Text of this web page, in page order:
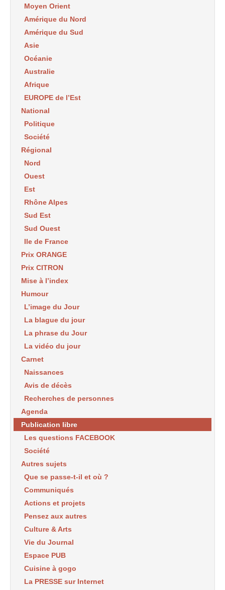
Moyen Orient
Amérique du Nord
Amérique du Sud
Asie
Océanie
Australie
Afrique
EUROPE de l’Est
National
Politique
Société
Régional
Nord
Ouest
Est
Rhône Alpes
Sud Est
Sud Ouest
Ile de France
Prix ORANGE
Prix CITRON
Mise à l’index
Humour
L’image du Jour
La blague du jour
La phrase du Jour
La vidéo du jour
Carnet
Naissances
Avis de décès
Recherches de personnes
Agenda
Publication libre
Les questions FACEBOOK
Société
Autres sujets
Que se passe-t-il et où ?
Communiqués
Actions et projets
Pensez aux autres
Culture & Arts
Vie du Journal
Espace PUB
Cuisine à gogo
La PRESSE sur Internet